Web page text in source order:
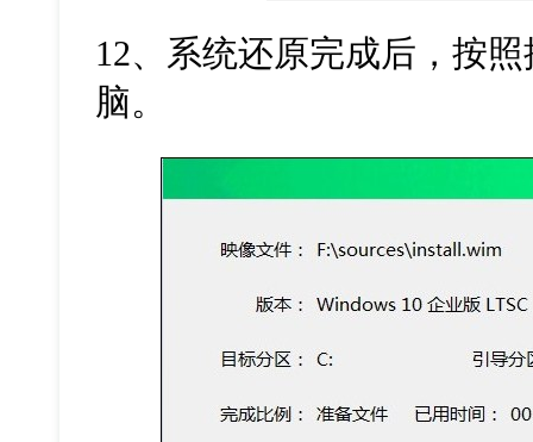
12、系统还原完成后，按
脑。